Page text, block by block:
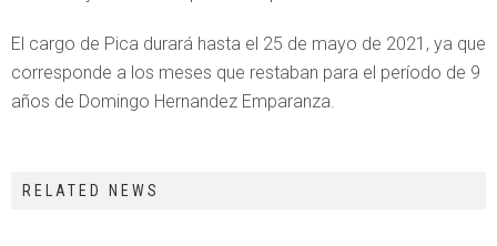
El cargo de Pica durará hasta el 25 de mayo de 2021, ya que
corresponde a los meses que restaban para el período de 9
años de Domingo Hernandez Emparanza.
RELATED NEWS